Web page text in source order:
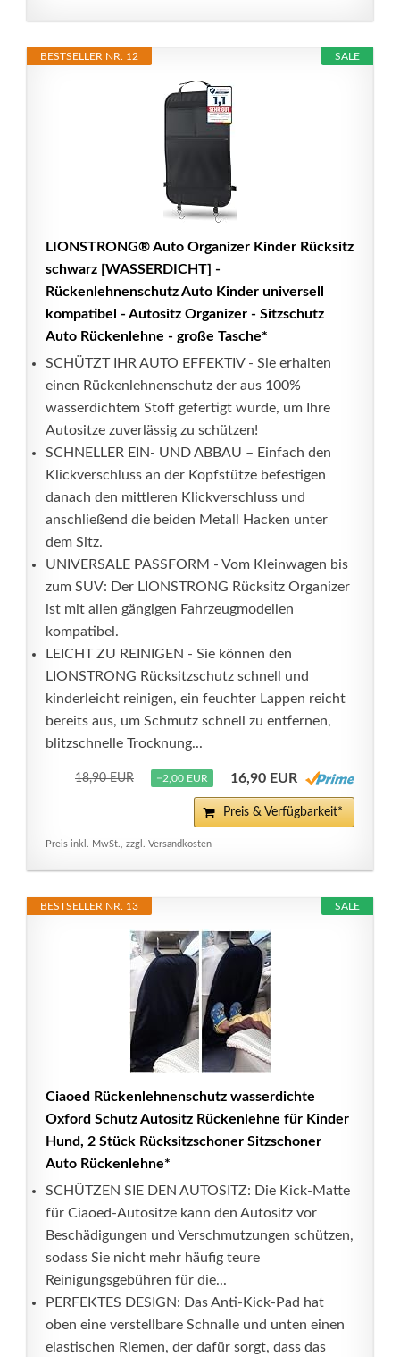
SALE
BESTSELLER NR. 12
LIONSTRONG® Auto Organizer Kinder Rücksitz
schwarz [WASSERDICHT] -
Rückenlehnenschutz Auto Kinder universell
kompatibel - Autositz Organizer - Sitzschutz
Auto Rückenlehne - große Tasche*
SCHÜTZT IHR AUTO EFFEKTIV - Sie erhalten
einen Rückenlehnenschutz der aus 100%
wasserdichtem Stoff gefertigt wurde, um Ihre
Autositze zuverlässig zu schützen!
SCHNELLER EIN- UND ABBAU – Einfach den
Klickverschluss an der Kopfstütze befestigen
danach den mittleren Klickverschluss und
anschließend die beiden Metall Hacken unter
dem Sitz.
UNIVERSALE PASSFORM - Vom Kleinwagen bis
zum SUV: Der LIONSTRONG Rücksitz Organizer
ist mit allen gängigen Fahrzeugmodellen
kompatibel.
LEICHT ZU REINIGEN - Sie können den
LIONSTRONG Rücksitzschutz schnell und
kinderleicht reinigen, ein feuchter Lappen reicht
bereits aus, um Schmutz schnell zu entfernen,
blitzschnelle Trocknung...
18,90 EUR −2,00 EUR 16,90 EUR
Preis & Verfügbarkeit*
Preis inkl. MwSt., zzgl. Versandkosten
SALE
BESTSELLER NR. 13
Ciaoed Rückenlehnenschutz wasserdichte
Oxford Schutz Autositz Rückenlehne für Kinder
Hund, 2 Stück Rücksitzschoner Sitzschoner
Auto Rückenlehne*
SCHÜTZEN SIE DEN AUTOSITZ: Die Kick-Matte
für Ciaoed-Autositze kann den Autositz vor
Beschädigungen und Verschmutzungen schützen,
sodass Sie nicht mehr häufig teure
Reinigungsgebühren für die...
PERFEKTES DESIGN: Das Anti-Kick-Pad hat
oben eine verstellbare Schnalle und unten einen
elastischen Riemen, der dafür sorgt, dass das